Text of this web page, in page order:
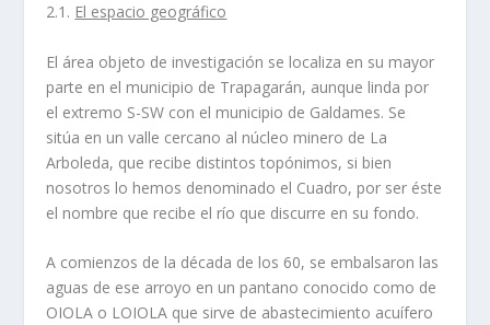
2.1. El espacio geográfico
El área objeto de investigación se localiza en su mayor
parte en el municipio de Trapagarán, aunque linda por
el extremo S-SW con el municipio de Galdames. Se
sitúa en un valle cercano al núcleo minero de La
Arboleda, que recibe distintos topónimos, si bien
nosotros lo hemos denominado el Cuadro, por ser éste
el nombre que recibe el río que discurre en su fondo.
A comienzos de la década de los 60, se embalsaron las
aguas de ese arroyo en un pantano conocido como de
OIOLA o LOIOLA que sirve de abastecimiento acuífero